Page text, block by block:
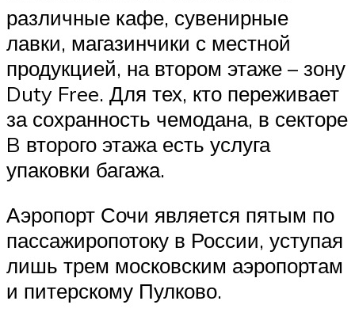
различные кафе, сувенирные
лавки, магазинчики с местной
продукцией, на втором этаже – зону
Duty Free. Для тех, кто переживает
за сохранность чемодана, в секторе
B второго этажа есть услуга
упаковки багажа.
Аэропорт Сочи является пятым по
пассажиропотоку в России, уступая
лишь трем московским аэропортам
и питерскому Пулково.